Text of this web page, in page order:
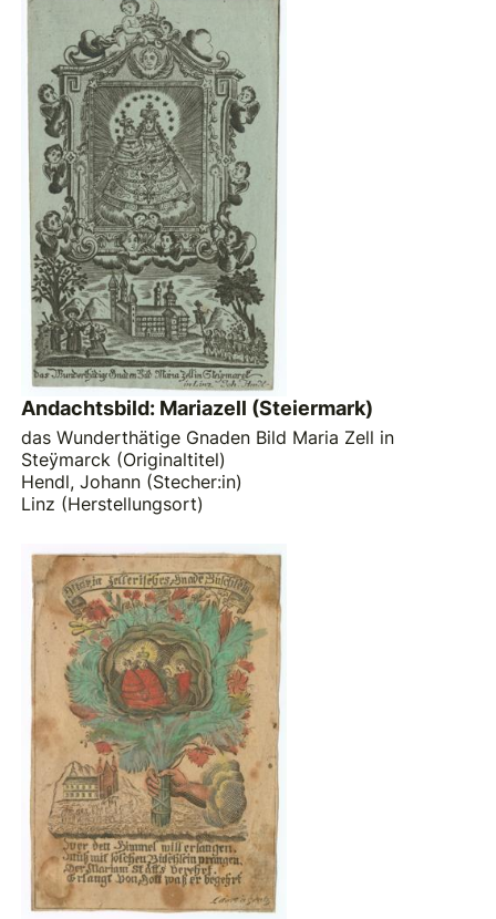
Andachtsbild: Mariazell (Steiermark)
das Wunderthätige Gnaden Bild Maria Zell in
Steÿmarck (Originaltitel)
Hendl, Johann (Stecher:in)
Linz (Herstellungsort)